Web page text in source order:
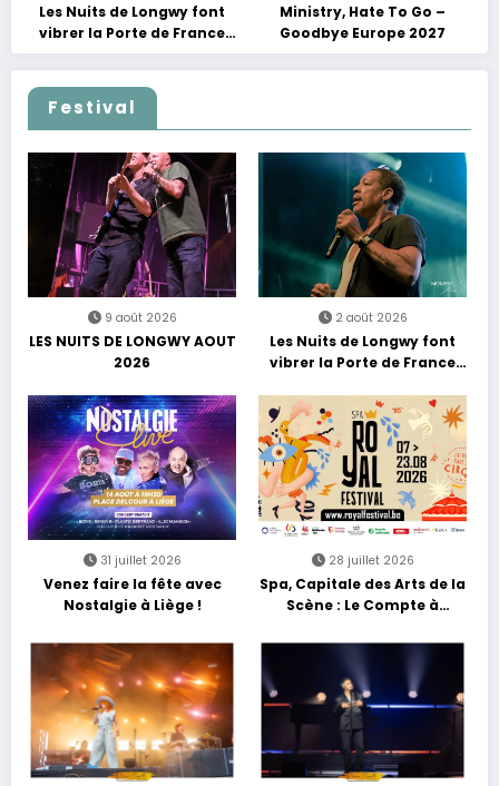
Les Nuits de Longwy font
vibrer la Porte de France
avec une soirée entre
découvertes et énergie
reggae
Ministry, Hate To Go –
Goodbye Europe 2027
Festival
9 août 2026
LES NUITS DE LONGWY AOUT
2026
2 août 2026
Les Nuits de Longwy font
vibrer la Porte de France
découvertes et énergie
reggae
31 juillet 2026
Venez faire la fête avec
Nostalgie à Liège !
28 juillet 2026
Spa, Capitale des Arts de la
Scène : Le Compte à